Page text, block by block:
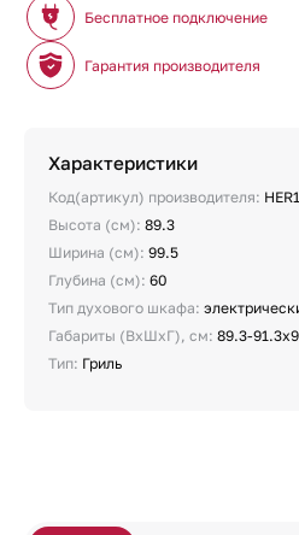
Бесплатное подключение
Гарантия производителя
Характеристики
Код(артикул) производителя:
Высота (см): 89.3
Ширина (см): 99.5
Глубина (см): 60
Тип духового шкафа:
Габариты (ВхШхГ), см: 89.3-
Тип: Гриль